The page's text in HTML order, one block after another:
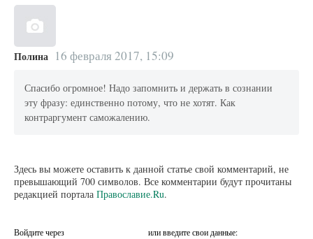
Полина 16 февраля 2017, 15:09
Спасибо огромное! Надо запомнить и держать в сознании
эту фразу: единственно потому, что не хотят. Как
контраргумент саможалению.
Здесь вы можете оставить к данной статье свой комментарий, не
превышающий 700 символов. Все комментарии будут прочитаны
редакцией портала Православие.Ru.
Войдите через или введите свои данные: